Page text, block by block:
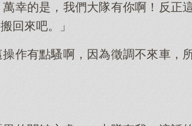
幸的是，我們大隊有你啊！反正
回來吧。」
作有點騷啊，因為徵調不來車，